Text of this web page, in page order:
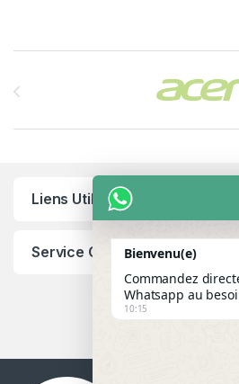
Liens Utiles
Service ClientBienvenu(e)
Commandez
Whatsapp au
10:15